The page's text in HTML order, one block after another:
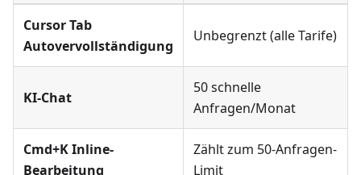
Cursor Tab
Autovervollständigung
Unbegrenzt (alle Tarife)
KI-Chat
50 schnelle
Anfragen/Monat
Cmd+K Inline-
Bearbeitung
Zählt zum 50-Anfragen-
Limit